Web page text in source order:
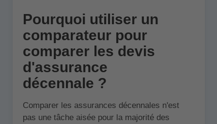
Pourquoi utiliser un
comparateur pour
comparer les devis
d'assurance
décennale ?
Comparer les assurances décennales n'est
pas une tâche aisée pour la majorité des